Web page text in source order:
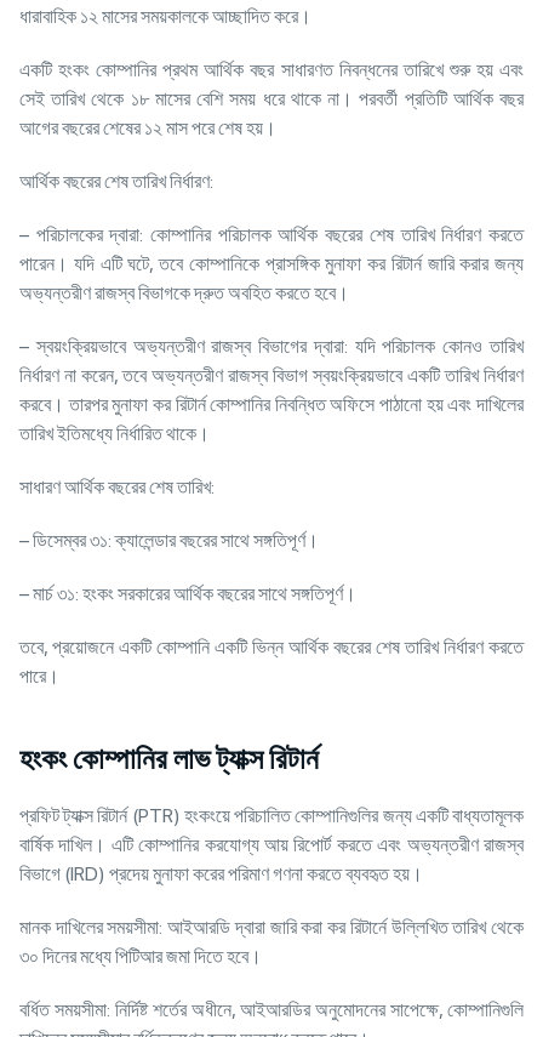
ধারাবাহিক ১২ মাসের সময়কালকে আচ্ছাদিত করে।
একটি হংকং কোম্পানির প্রথম আর্থিক বছর সাধারণত নিবন্ধনের তারিখে শুরু হয় এবং
সেই তারিখ থেকে ১৮ মাসের বেশি সময় ধরে থাকে না। পরবর্তী প্রতিটি আর্থিক বছর
আগের বছরের শেষের ১২ মাস পরে শেষ হয়।
আর্থিক বছরের শেষ তারিখ নির্ধারণ:
– পরিচালকের দ্বারা: কোম্পানির পরিচালক আর্থিক বছরের শেষ তারিখ নির্ধারণ করতে
পারেন। যদি এটি ঘটে, তবে কোম্পানিকে প্রাসঙ্গিক মুনাফা কর রিটার্ন জারি করার জন্য
অভ্যন্তরীণ রাজস্ব বিভাগকে দ্রুত অবহিত করতে হবে।
– স্বয়ংক্রিয়ভাবে অভ্যন্তরীণ রাজস্ব বিভাগের দ্বারা: যদি পরিচালক কোনও তারিখ
নির্ধারণ না করেন, তবে অভ্যন্তরীণ রাজস্ব বিভাগ স্বয়ংক্রিয়ভাবে একটি তারিখ নির্ধারণ
করবে। তারপর মুনাফা কর রিটার্ন কোম্পানির নিবন্ধিত অফিসে পাঠানো হয় এবং দাখিলের
তারিখ ইতিমধ্যে নির্ধারিত থাকে।
সাধারণ আর্থিক বছরের শেষ তারিখ:
– ডিসেম্বর ৩১: ক্যালেন্ডার বছরের সাথে সঙ্গতিপূর্ণ।
– মার্চ ৩১: হংকং সরকারের আর্থিক বছরের সাথে সঙ্গতিপূর্ণ।
তবে, প্রয়োজনে একটি কোম্পানি একটি ভিন্ন আর্থিক বছরের শেষ তারিখ নির্ধারণ করতে
পারে।
হংকং কোম্পানির লাভ ট্যাক্স রিটার্ন
প্রফিট ট্যাক্স রিটার্ন (PTR) হংকংয়ে পরিচালিত কোম্পানিগুলির জন্য একটি বাধ্যতামূলক
বার্ষিক দাখিল। এটি কোম্পানির করযোগ্য আয় রিপোর্ট করতে এবং অভ্যন্তরীণ রাজস্ব
বিভাগে (IRD) প্রদেয় মুনাফা করের পরিমাণ গণনা করতে ব্যবহৃত হয়।
মানক দাখিলের সময়সীমা: আইআরডি দ্বারা জারি করা কর রিটার্নে উল্লিখিত তারিখ থেকে
৩০ দিনের মধ্যে পিটিআর জমা দিতে হবে।
বর্ধিত সময়সীমা: নির্দিষ্ট শর্তের অধীনে, আইআরডির অনুমোদনের সাপেক্ষে, কোম্পানিগুলি